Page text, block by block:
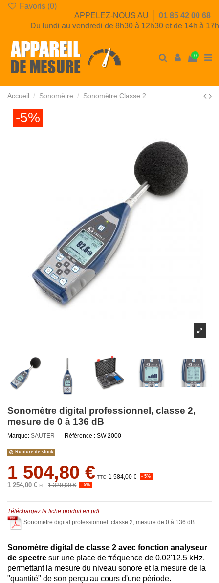
Favoris (0)
APPELEZ-NOUS AU
01 85 42 00 68
Du lundi au vendredi de 8h30 à 12h30 et de 14h à 17h
0
Accueil Sonomètre Sonomètre Classe 2
-5%
Sonomètre digital professionnel, classe 2,
mesure de 0 à 136 dB
Marque: SAUTER Référence : SW 2000
Rupture de stock
1 504,80 € TTC 1 584,00 € - 5%
1 254,00 € HT 1 320,00 € - 5%
Téléchargez la fiche produit en pdf :
Sonomètre digital professionnel, classe 2, mesure de 0 à 136 dB
Sonomètre digital de classe 2 avec fonction analyseur
de spectre sur une place de fréquence de 0,02'12,5 kHz,
permettant la mesure du niveau sonore et la mesure de la
"quantité" de son perçu au cours d'une période.